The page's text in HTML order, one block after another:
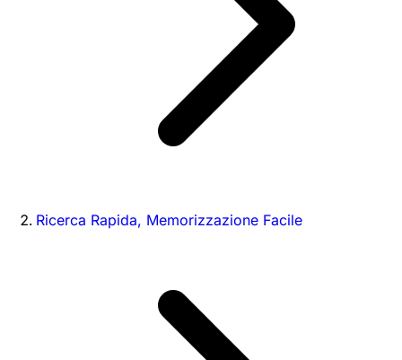
Ricerca Rapida, Memorizzazione Facile